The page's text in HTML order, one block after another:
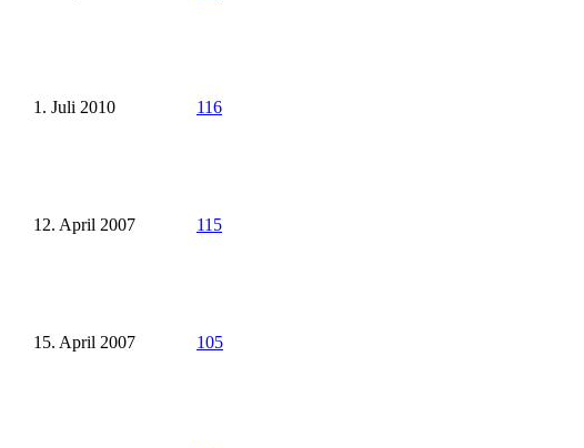
1. Juli 2010 116
12. April 2007 115
15. April 2007 105